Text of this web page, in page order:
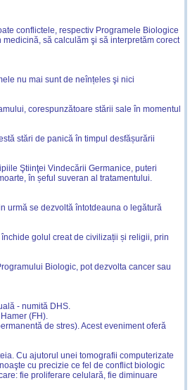
conflictele, respectiv Programele Biologice
să calculăm şi să interpretăm corect
nu mai sunt de neînțeles şi nici
corespunzătoare stării sale în momentul
stări de panică în timpul desfășurării
Ştiinţei Vindecării Germanice, puteri
în șeful suveran al tratamentului.
urmă se dezvoltă întotdeauna o legătură
golul creat de civilizații și religii, prin
Biologic, pot dezvolta cancer sau
- numită DHS.
(FH).
de stres). Acest eveniment oferă
Cu ajutorul unei tomografii computerizate
cu precizie ce fel de conflict biologic
fie proliferare celulară, fie diminuare